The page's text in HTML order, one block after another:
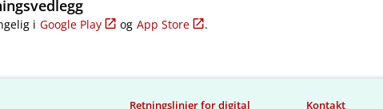
i Google Play og App Store .
Retningslinjer for digital
Kontakt